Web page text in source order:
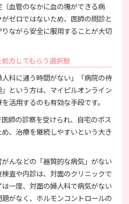
血管のなかに血の塊ができる病
ゼロではないため、医師の問診と
ながら安全に服用することが大切
方してもらう選択肢
人科に通う時間がない」「病院の待
という方は、マイピルオンライン
活用するのも有効な手段です。
師の診察を受けられ、自宅のポス
、治療を継続しやすいという大き
んなどの「器質的な病気」がない
査や内診は、対面のクリニックで
一度、対面の婦人科で病気がない
がなく、ホルモンコントロールの